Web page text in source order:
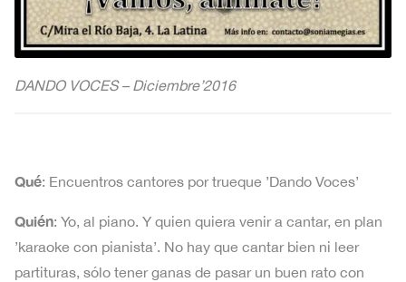
DANDO VOCES – Diciembre’2016
Qué: Encuentros cantores por trueque ’Dando Voces’
Quién: Yo, al piano. Y quien quiera venir a cantar, en plan
’karaoke con pianista’. No hay que cantar bien ni leer
partituras, sólo tener ganas de pasar un buen rato con